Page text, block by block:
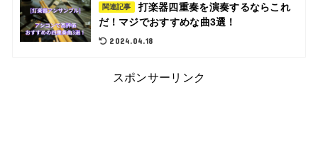
関連記事
打楽器四重奏を演奏するならこれ
だ！マジでおすすめな曲3選！
2024.04.18
スポンサーリンク